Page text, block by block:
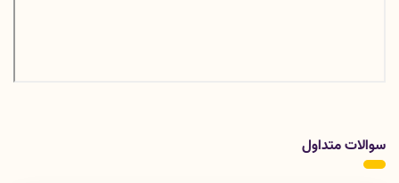
سوالات متداول